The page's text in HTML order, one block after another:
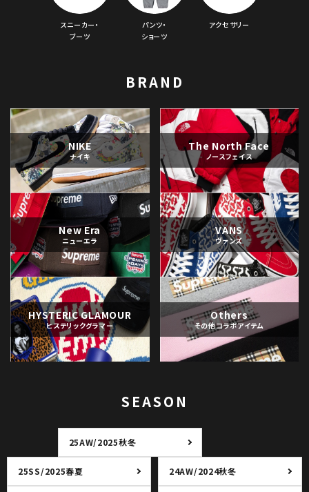
スニーカー・
ブーツ
パンツ・
ショーツ
アクセサリー
BRAND
NIKE
ナイキ
The North Face
ノースフェイス
New Era
ニューエラ
VANS
ヴァンズ
HYSTERIC GLAMOUR
ヒステリックグラマー
Others
その他コラボアイテム
SEASON
25AW/2025秋冬
25SS/2025春夏 24AW/2024秋冬